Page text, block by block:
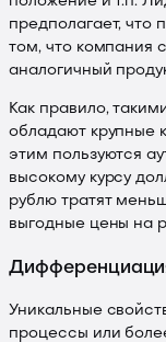
предполагает, что
том, что компания
аналогичный
Как правило,
обладают крупные
этим пользуются
высокому курсу
рублю тратят
выгодные цены на
Уникальные
процессы или